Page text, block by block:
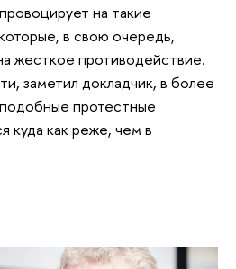
на такие
в свою очередь,
жесткое противодействие.
заметил докладчик, в более
протестные
куда как реже, чем в